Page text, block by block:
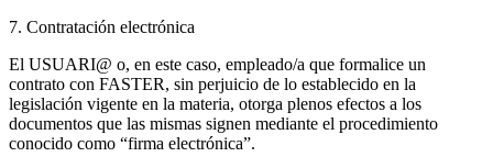
7. Contratación electrónica
El USUARI@ o, en este caso, empleado/a que formalice un
contrato con FASTER, sin perjuicio de lo establecido en la
legislación vigente en la materia, otorga plenos efectos a los
documentos que las mismas signen mediante el procedimiento
conocido como “firma electrónica”.